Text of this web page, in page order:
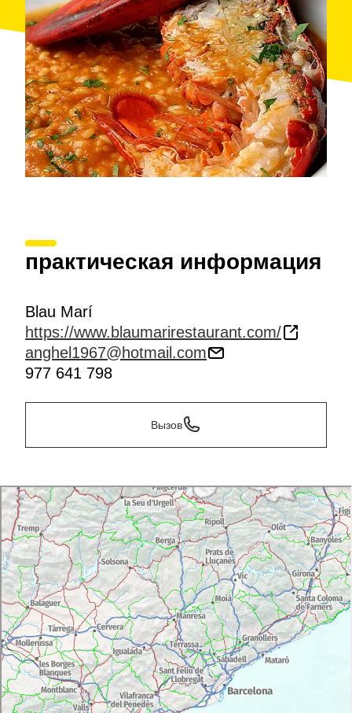
практическая информация
Blau Marí
https://www.blaumarirestaurant.com/
anghel1967@hotmail.com
977 641 798
Вызов